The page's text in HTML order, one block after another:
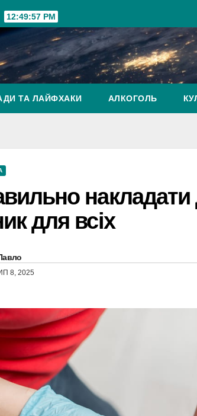
12:49:58 PM
ТА ЛАЙФХАКИ АЛКОГОЛЬ
для всіх
8, 2025